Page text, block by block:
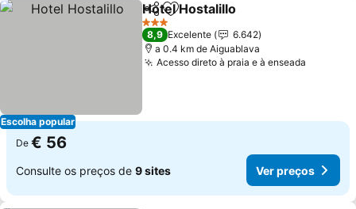
Escolha popular
PartilharAdicionar aos favoritos
Hotel Hostalillo
3 Estrelas
8,9 Excelente
6.642
a 0.4 km de Aiguablava
Acesso direto à praia e à enseada
De € 56
Consulte os preços de 9 sites Ver preços